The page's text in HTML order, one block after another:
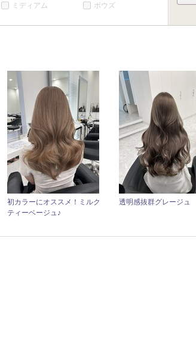
ミディアム
ボウズ
初カラーにオススメ！ミルク
ティーベージュ♪
透明感抜群グレージュ